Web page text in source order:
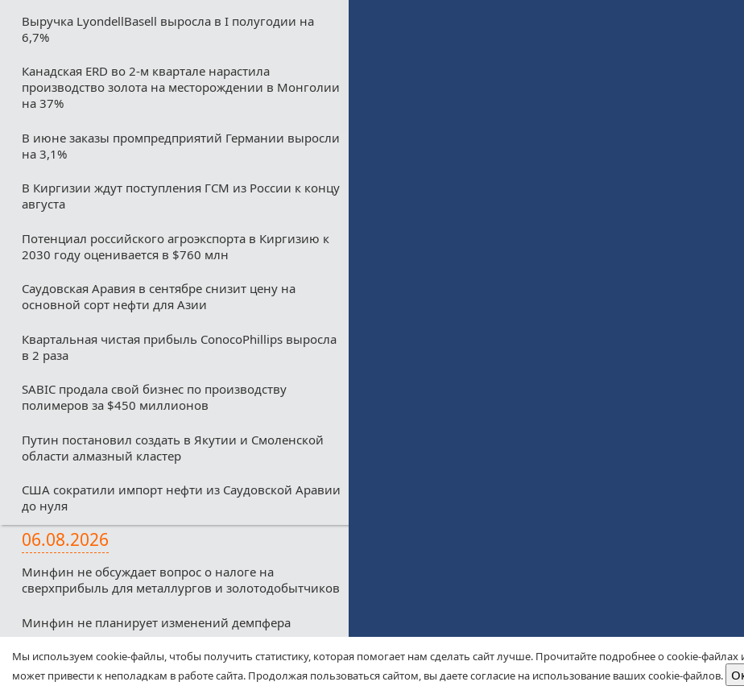
Выручка LyondellBasell выросла в I полугодии на
6,7%
Канадская ERD во 2-м квартале нарастила
производство золота на месторождении в Монголии
на 37%
В июне заказы промпредприятий Германии выросли
на 3,1%
В Киргизии ждут поступления ГСМ из России к концу
августа
Потенциал российского агроэкспорта в Киргизию к
2030 году оценивается в $760 млн
Саудовская Аравия в сентябре снизит цену на
основной сорт нефти для Азии
Квартальная чистая прибыль ConocoPhillips выросла
в 2 раза
SABIC продала свой бизнес по производству
полимеров за $450 миллионов
Путин постановил создать в Якутии и Смоленской
области алмазный кластер
США сократили импорт нефти из Саудовской Аравии
до нуля
06.08.2026
Минфин не обсуждает вопрос о налоге на
сверхприбыль для металлургов и золотодобытчиков
Минфин не планирует изменений демпфера
Минфин против любых налоговых льгот для малых
нефтекомпаний из-за дефицитного бюджета
Мы используем cookie-файлы, чтобы получить статистику, которая помогает нам сделать сайт лучше. Прочитайте подробнее о cookie-
может привести к неполадкам в работе сайта. Продолжая пользоваться сайтом, вы даете согласие на использование ваших cookie-файлов.